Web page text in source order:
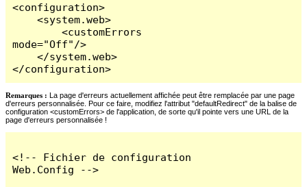
<configuration>
    <system.web>
        <customErrors
mode="Off"/>
    </system.web>
</configuration>
Remarques : La page d'erreurs actuellement affichée peut être remplacée par une page
d'erreurs personnalisée. Pour ce faire, modifiez l'attribut "defaultRedirect" de la balise de
configuration <customErrors> de l'application, de sorte qu'il pointe vers une URL de la
page d'erreurs personnalisée !
<!-- Fichier de configuration
Web.Config -->